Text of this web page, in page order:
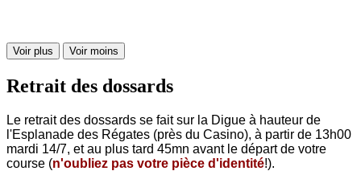
Voir plus Voir moins
Retrait des dossards
Le retrait des dossards se fait sur la Digue à hauteur de
l'Esplanade des Régates (près du Casino), à partir de 13h00
mardi 14/7, et au plus tard 45mn avant le départ de votre
course (n'oubliez pas votre pièce d'identité!).